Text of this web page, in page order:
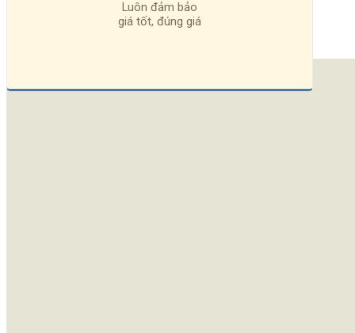
Luôn đảm bảo
giá tốt, đúng giá